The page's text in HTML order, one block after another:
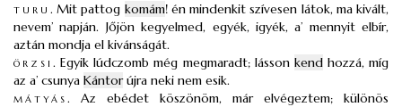
turu .Mit pattog komám! én mindenkit szívesen látok, ma kivált,
nevem’ napján. Jőjön kegyelmed, egyék, igyék, a’ mennyit elbír,
aztán mondja el kivánságát.
örzsi .Egyik lúdczomb még megmaradt; lásson kendhozzá, míg
az a’ csunya Kántorújra neki nem esik.
mátyás. Az ebédet köszönöm, már elvégeztem; különös